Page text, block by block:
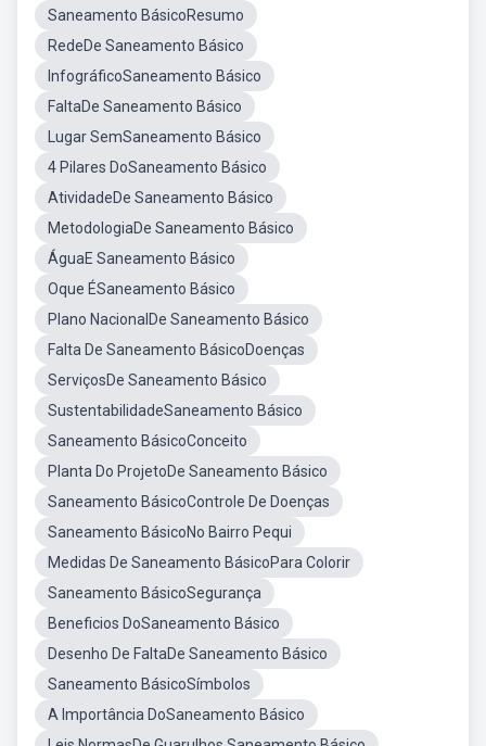
Saneamento BásicoResumo
RedeDe Saneamento Básico
InfográficoSaneamento Básico
FaltaDe Saneamento Básico
Lugar SemSaneamento Básico
4 Pilares DoSaneamento Básico
AtividadeDe Saneamento Básico
MetodologiaDe Saneamento Básico
ÁguaE Saneamento Básico
Oque ÉSaneamento Básico
Plano NacionalDe Saneamento Básico
Falta De Saneamento BásicoDoenças
ServiçosDe Saneamento Básico
SustentabilidadeSaneamento Básico
Saneamento BásicoConceito
Planta Do ProjetoDe Saneamento Básico
Saneamento BásicoControle De Doenças
Saneamento BásicoNo Bairro Pequi
Medidas De Saneamento BásicoPara Colorir
Saneamento BásicoSegurança
Beneficios DoSaneamento Básico
Desenho De FaltaDe Saneamento Básico
Saneamento BásicoSímbolos
A Importância DoSaneamento Básico